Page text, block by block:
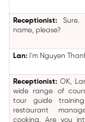
Receptionist: Sure.
name, please?
Lan: I'm Nguyen
Receptionist: OK,
wide range of
tour guide
restaurant
cooking. Are you